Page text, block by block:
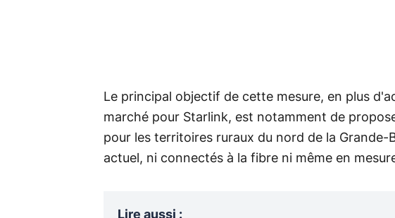
Le principal objectif de cette mesure, en plus
marché pour Starlink, est notamment de
pour les territoires ruraux du nord de la
actuel, ni connectés à la fibre ni même en
Lire aussi :